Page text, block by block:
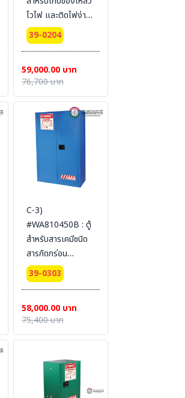
ไวไฟ และติดไฟง่าย
Combustible
Cabinets 170 L 2
Certification(FM/CE)
Ext dimension
165x109x46
SYSBEL (ไม่รวม
สายดิน)
39-0204
59,000.00 บาท
76,700 บาท
C-3)
#WA810450B : ตู้
สำหรับสารเคมีชนิด
สารกัดกร่อน
Corrosive
Cabinets 170 L 2
Certification(FM/CE)
Ext dimension
165x109x46
สายดิน)
39-0303
58,000.00 บาท
75,400 บาท